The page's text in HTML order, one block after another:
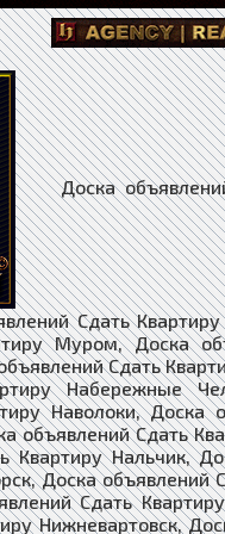
Доска объявлений Сдать Квартиру Москва, Доска объявлений Сдать Квартиру Муравленко, Доска объявлений Сдать Квартиру Мураши, Доска объявлений Сдать Квартиру Мурманск, Доска объявлений Сдать Квартиру Муром, Доска объявлений Сдать Квартиру Мценск, Доска объявлений Сдать Квартиру Мыски, Доска объявлений Сдать Квартиру Мытищи, Доска объявлений Сдать Квартиру Мышкин, Доска объявлений Сдать Квартиру Набережные Челны, Доска объявлений Сдать Квартиру Навашино, Доска объявлений Сдать Квартиру Наволоки, Доска объявлений Сдать Квартиру Надым, Доска объявлений Сдать Квартиру Назарово, Доска объявлений Сдать Квартиру Назрань, Доска объявлений Сдать Квартиру Называевск, Доска объявлений Сдать Квартиру Нальчик, Доска объявлений Сдать Квартиру Нестеров, Доска объявлений Сдать Квартиру Нефтегорск, Доска объявлений Сдать Квартиру Нефтекамск, Доска объявлений Сдать Квартиру Нефтекумск, Доска объявлений Сдать Квартиру Нефтеюганск, Доска объявлений Сдать Квартиру Нея, Доска объявлений Сдать Квартиру Нижневартовск, Доска объявлений Сдать Квартиру Нижнекамск, Доска объявлений Сдать Квартиру Нижнеудинск, Доска объявлений Сдать Квартиру Нижние Серги, Доска объявлений Сдать Квартиру Нижний Ломов, Доска объявлений Сдать Квартиру Нижний Новгород, Доска объявлений Сдать Квартиру Новокубанск, Доска объявлений Сдать Квартиру Новокузнецк, Доска объявлений Сдать Квартиру Новокуйбышевск, Доска объявлений Сдать Квартиру Новомичуринск, Доска объявлений Сдать Квартиру Новомосковск, Доска объявлений Сдать Квартиру Новопавловск, Доска объявлений Сдать Квартиру Новоржев, Доска объявлений Сдать Квартиру Новороссийск, Доска объявлений Сдать Квартиру Новосибирск, Доска объявлений Сдать Квартиру Новосиль, Доска объявлений Сдать Квартиру Новосокольники, Доска объявлений Сдать Квартиру Новотроицк, Доска объявлений Сдать Квартиру Новоузенск, Доска объявлений Сдать Квартиру Новоульяновск, Доска объявлений Сдать Квартиру Нюрба, Доска объявлений Сдать Квартиру Нягань, Доска объявлений Сдать Квартиру Нязепетровск, Доска объявлений Сдать Квартиру Няндома, Доска объявлений Сдать Квартиру Облучье, Доска объявлений Сдать Квартиру Обнинск, Доска объявлений Сдать Квартиру Обоянь, Доска объявлений Сдать Квартиру Обь, Доска объявлений Сдать Квартиру Одинцово, Доска объявлений Сдать Квартиру Озёрск, Доска объявлений Сдать Квартиру Озёры, Доска объявлений Сдать Квартиру Октябрьск, Доска объявлений Сдать Квартиру Октябрьский, Доска объявлений Сдать Квартиру Окуловка, Доска объявлений Сдать Квартиру Олёкминск, Доска объявлений Сдать Квартиру Оленегорск, Доска объявлений